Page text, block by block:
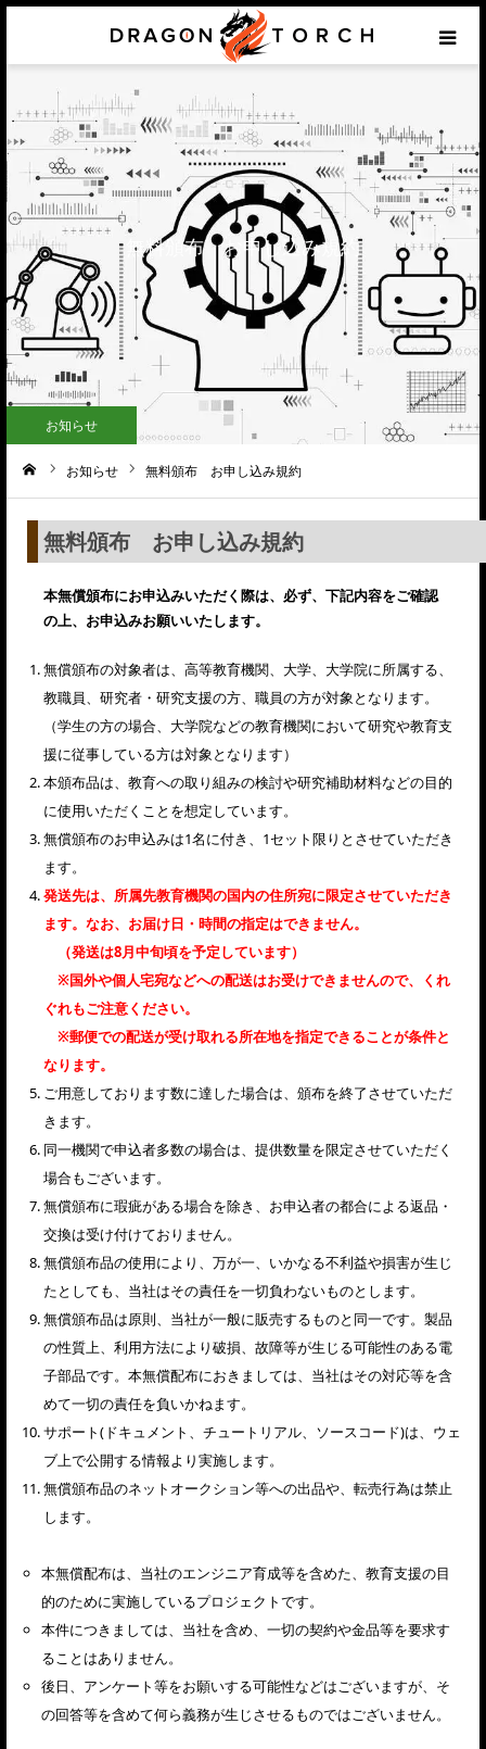
無料頒布 お申し込み規約
お知らせ
お知らせ 無料頒布 お申し込み規約
無料頒布 お申し込み規約
本無償頒布にお申込みいただく際は、必ず、下記内容をご確認
の上、お申込みお願いいたします。
無償頒布の対象者は、高等教育機関、大学、大学院に所属する、
教職員、研究者・研究支援の方、職員の方が対象となります。
（学生の方の場合、大学院などの教育機関において研究や教育支
援に従事している方は対象となります）
本頒布品は、教育への取り組みの検討や研究補助材料などの目的
に使用いただくことを想定しています。
無償頒布のお申込みは1名に付き、1セット限りとさせていただき
ます。
発送先は、所属先教育機関の国内の住所宛に限定させていただき
ます。なお、お届け日・時間の指定はできません。
（発送は8月中旬頃を予定しています）
※国外や個人宅宛などへの配送はお受けできませんので、くれ
ぐれもご注意ください。
※郵便での配送が受け取れる所在地を指定できることが条件と
なります。
ご用意しております数に達した場合は、頒布を終了させていただ
きます。
同一機関で申込者多数の場合は、提供数量を限定させていただく
場合もございます。
無償頒布に瑕疵がある場合を除き、お申込者の都合による返品・
交換は受け付けておりません。
無償頒布品の使用により、万が一、いかなる不利益や損害が生じ
たとしても、当社はその責任を一切負わないものとします。
無償頒布品は原則、当社が一般に販売するものと同一です。製品
の性質上、利用方法により破損、故障等が生じる可能性のある電
子部品です。本無償配布におきましては、当社はその対応等を含
めて一切の責任を負いかねます。
サポート(ドキュメント、チュートリアル、ソースコード)は、ウェ
ブ上で公開する情報より実施します。
無償頒布品のネットオークション等への出品や、転売行為は禁止
します。
本無償配布は、当社のエンジニア育成等を含めた、教育支援の目
的のために実施しているプロジェクトです。
本件につきましては、当社を含め、一切の契約や金品等を要求す
ることはありません。
後日、アンケート等をお願いする可能性などはございますが、そ
の回答等を含めて何ら義務が生じさせるものではございません。
Prototyping
Products & Components
Services
Support
Application example
Contact
What’s DRAGON TORCH